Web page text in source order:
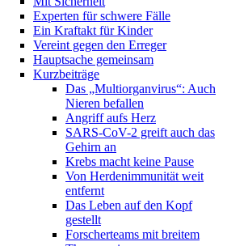
Experten für schwere Fälle
Ein Kraftakt für Kinder
Vereint gegen den Erreger
Hauptsache gemeinsam
Kurzbeiträge
Das „Multiorganvirus“: Auch
Nieren befallen
Angriff aufs Herz
SARS-CoV-2 greift auch das
Gehirn an
Krebs macht keine Pause
Von Herdenimmunität weit
entfernt
Das Leben auf den Kopf
gestellt
Forscherteams mit breitem